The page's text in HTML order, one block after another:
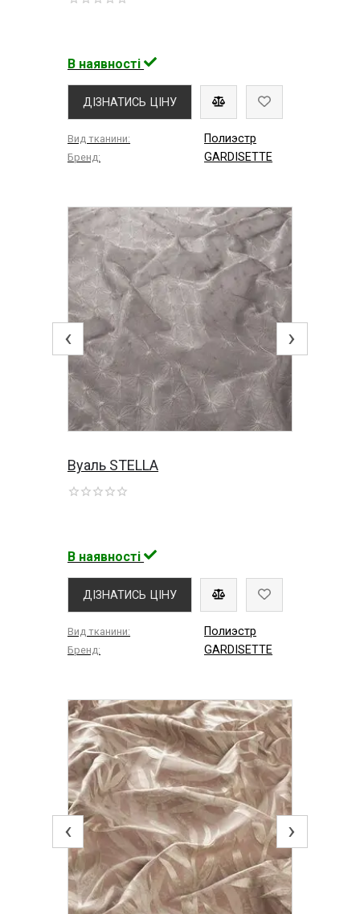
В наявності
ДІЗНАТИСЬ ЦІНУ
Вид тканини: Полиэстр
Бренд: GARDISETTE
‹ ›
Вуаль STELLA
В наявності
ДІЗНАТИСЬ ЦІНУ
Вид тканини: Полиэстр
Бренд: GARDISETTE
‹ ›